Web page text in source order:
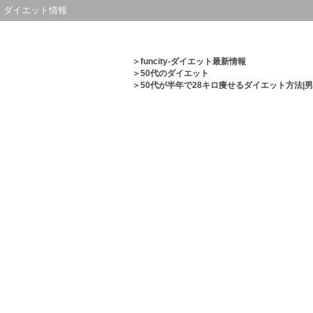
ダイエット情報
＞funcity-ダイエット最新情報
＞50代のダイエット
＞50代が半年で28キロ痩せるダイエット方法|